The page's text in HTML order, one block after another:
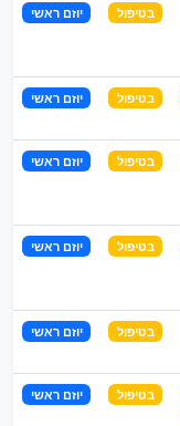
בטיפול יוזם ראשי
בטיפול יוזם ראשי
בטיפול יוזם ראשי
בטיפול יוזם ראשי
בטיפול יוזם ראשי
בטיפול יוזם ראשי